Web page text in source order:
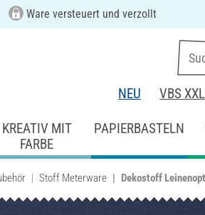
Ware versteuert und verzollt
NEU VBS XXL
KREATIV MIT
FARBE
PAPIERBASTELN
Stoff Meterware Dekostoff